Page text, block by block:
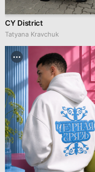
CY District
Tatyana Kravchuk